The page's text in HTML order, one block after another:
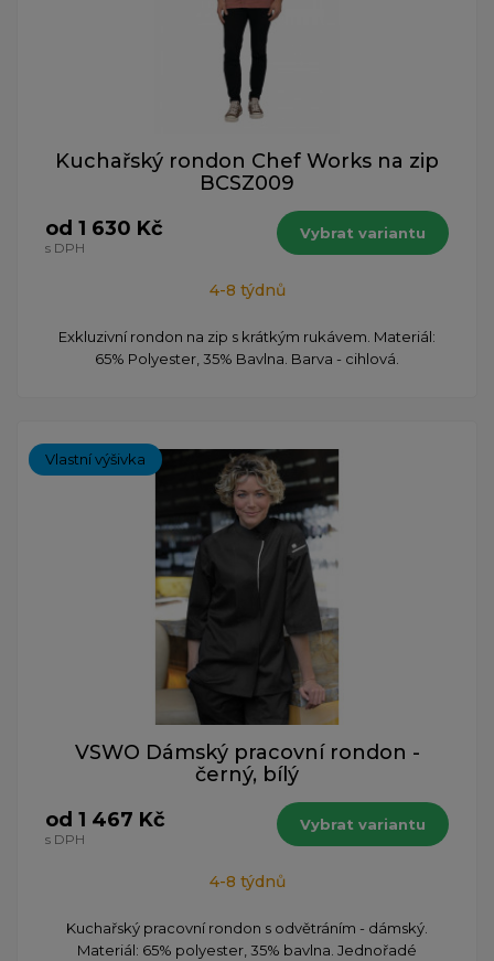
Kuchařský rondon Chef Works na zip
BCSZ009
od 1 630 Kč
s DPH
Vybrat variantu
4-8 týdnů
Exkluzivní rondon na zip s krátkým rukávem. Materiál:
65% Polyester, 35% Bavlna. Barva - cihlová.
Vlastní výšivka
VSWO Dámský pracovní rondon -
černý, bílý
od 1 467 Kč
s DPH
Vybrat variantu
4-8 týdnů
Kuchařský pracovní rondon s odvětráním - dámský.
Materiál: 65% polyester, 35% bavlna. Jednořadé